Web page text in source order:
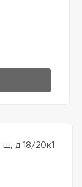
д 18/20к1